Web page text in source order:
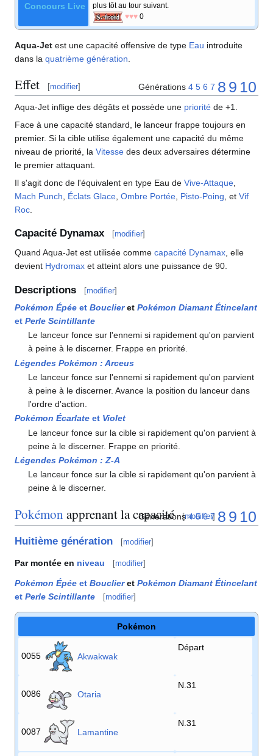
Concours Live
plus tôt au tour suivant.
♥♥♥ 0
Aqua-Jet est une capacité offensive de type Eau introduite
dans la quatrième génération
Effet [modifier] Générations 4 5 6 7 8 9 10
Aqua-Jet inflige des dégâts et possède une priorité de +1.
Face à une capacité standard, le lanceur frappe toujours en
premier. Si la cible utilise également une capacité du même
niveau de priorité, la Vitesse des deux adversaires détermine
le premier attaquant.
Il s'agit donc de l'équivalent en type Eau de Vive-Attaque
Mach Punch
Éclats Glace Ombre Portée Pisto-Poing , et Vif
Roc
Capacité Dynamax [modifier]
Quand Aqua-Jet est utilisée comme capacité Dynamax , elle
devient Hydromax et atteint alors une puissance de 90.
Descriptions [modifier]
Pokémon Épée et Bouclieret Pokémon Diamant Étincelant
et Perle Scintillante
Le lanceur fonce sur l'ennemi si rapidement qu'on parvient
à peine à le discerner. Frappe en priorité.
Légendes Pokémon : Arceus
Le lanceur fonce sur l'ennemi si rapidement qu'on parvient
à peine à le discerner. Avance la position du lanceur dans
l'ordre d'action.
Pokémon Écarlate et Violet
Le lanceur fonce sur la cible si rapidement qu'on parvient à
peine à le discerner. Frappe en priorité.
Légendes Pokémon : Z-A
Le lanceur fonce sur la cible si rapidement qu'on parvient à
peine à le discerner.
Pokémon apprenant la capacité [modifier]
Générations 4 5 6 7 8 9 10
Huitième génération [modifier]
Par montée en niveau [modifier]
Pokémon Épée et Bouclieret Pokémon Diamant Étincelant
et Perle Scintillante [modifier]
Pokémon
0055 Akwakwak
Départ
0086 Otaria
N.31
0087 Lamantine
N.31